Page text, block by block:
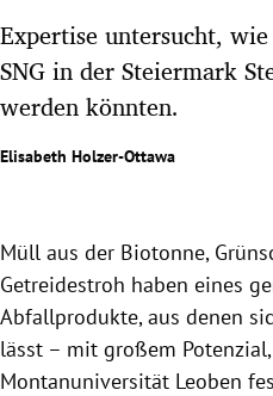
Untermenü
Untermenü
Untermenü
Untermenü
Expertise untersucht,
SNG in der Steiermark
werden könnten.
Elisabeth Holzer-Ottawa
Müll aus der Biotonne,
Getreidestroh haben eines
Abfallprodukte, aus denen
lässt – mit großem
Montanuniversität Leoben